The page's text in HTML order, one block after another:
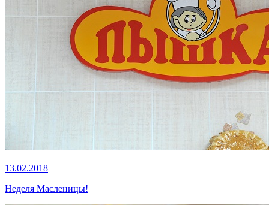
13.02.2018
Неделя Масленицы!